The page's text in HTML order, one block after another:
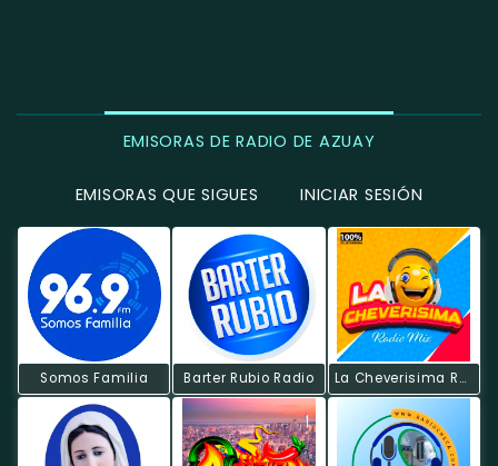
EMISORAS DE RADIO DE AZUAY
EMISORAS QUE SIGUES INICIAR SESIÓN
Somos Familia Barter Rubio Radio La Cheverisima Radio Mix.